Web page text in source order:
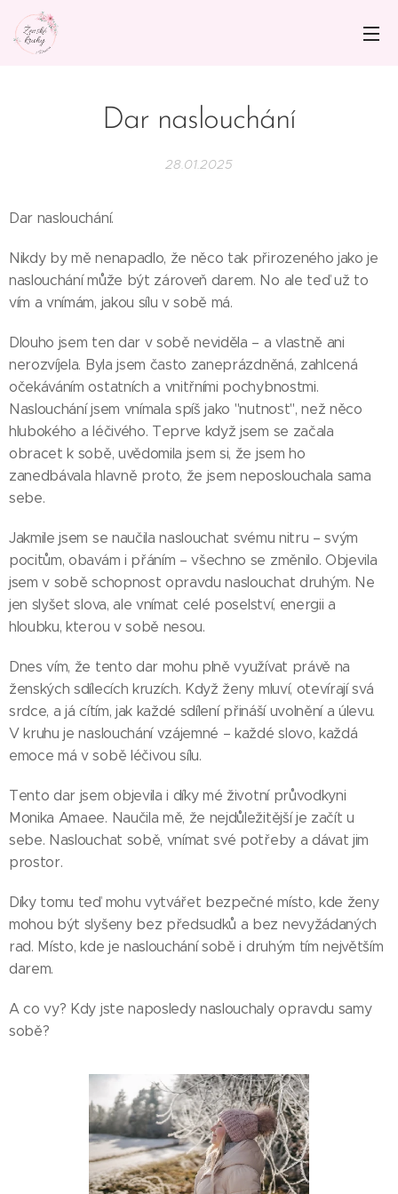
Dar naslouchání
28.01.2025
Dar naslouchání.
Nikdy by mě nenapadlo, že něco tak přirozeného jako je
naslouchání může být zároveň darem. No ale teď už to
vím a vnímám, jakou sílu v sobě má.
Dlouho jsem ten dar v sobě neviděla – a vlastně ani
nerozvíjela. Byla jsem často zaneprázdněná, zahlcená
očekáváním ostatních a vnitřními pochybnostmi.
Naslouchání jsem vnímala spíš jako "nutnost", než něco
hlubokého a léčivého. Teprve když jsem se začala
obracet k sobě, uvědomila jsem si, že jsem ho
zanedbávala hlavně proto, že jsem neposlouchala sama
sebe.
Jakmile jsem se naučila naslouchat svému nitru – svým
pocitům, obavám i přáním – všechno se změnilo. Objevila
jsem v sobě schopnost opravdu naslouchat druhým. Ne
jen slyšet slova, ale vnímat celé poselství, energii a
hloubku, kterou v sobě nesou.
Dnes vím, že tento dar mohu plně využívat právě na
ženských sdílecích kruzích. Když ženy mluví, otevírají svá
srdce, a já cítím, jak každé sdílení přináší uvolnění a úlevu.
V kruhu je naslouchání vzájemné – každé slovo, každá
emoce má v sobě léčivou sílu.
Tento dar jsem objevila i díky mé životní průvodkyni
Monika Amaee. Naučila mě, že nejdůležitější je začít u
sebe. Naslouchat sobě, vnímat své potřeby a dávat jim
prostor.
Díky tomu teď mohu vytvářet bezpečné místo, kde ženy
mohou být slyšeny bez předsudků a bez nevyžádaných
rad. Místo, kde je naslouchání sobě i druhým tím největším
darem.
A co vy? Kdy jste naposledy naslouchaly opravdu samy
sobě?